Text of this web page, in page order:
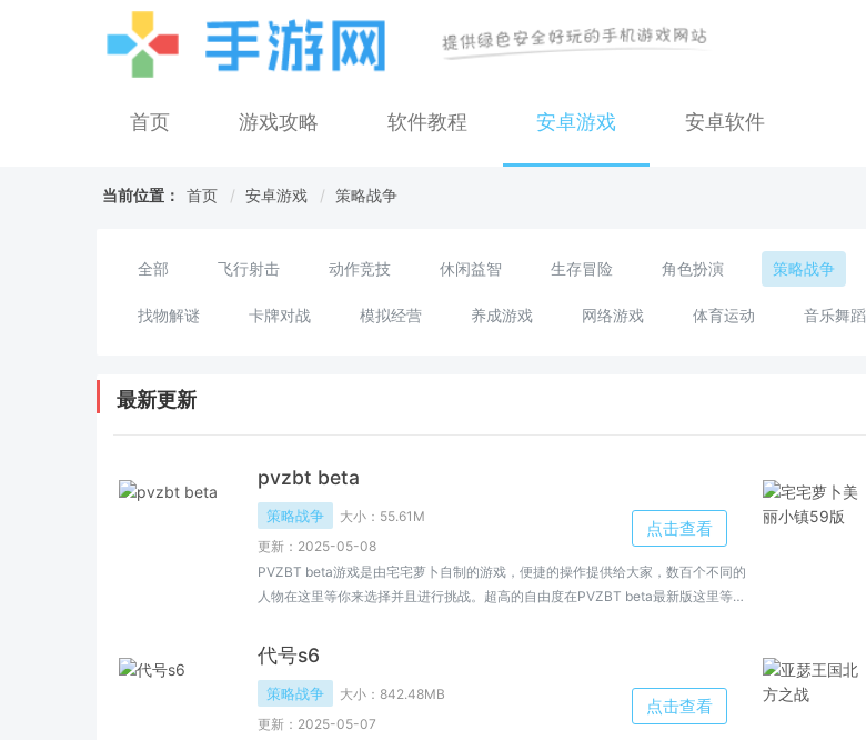
首页 游戏攻略 软件教程 安卓游戏 安卓软件
当前位置： 首页 安卓游戏 策略战争
全部 飞行射击 动作竞技 休闲益智 生存冒险 角色扮演 策略战争
找物解谜 卡牌对战 模拟经营 养成游戏 网络游戏 体育运动 音乐舞蹈
最新更新
pvzbt beta
策略战争 大小： 55.61M
更新：2025-05-08
点击查看
PVZBT beta游戏是由宅宅萝卜自制的游戏，便捷的操作提供给大家，数百个不同的
人物在这里等你来选择并且进行挑战。超高的自由度在PVZBT beta最新版这里等待
代号s6
策略战争 大小： 842.48MB
更新：2025-05-07
点击查看